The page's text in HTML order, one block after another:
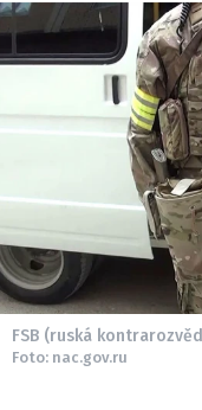
FSB (ruská
Foto: nac.gov.ru